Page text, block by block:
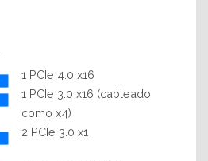
1 PCIe 4.0 x16
1 PCIe 3.0 x16 (cableado
como x4)
2 PCIe 3.0 x1